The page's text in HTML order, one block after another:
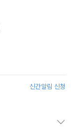
신간알림 신청